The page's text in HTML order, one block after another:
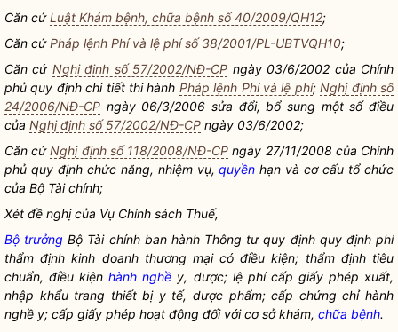
Căn cứLuật Khám bệnh, chữa bệnh số 40/2009/QH12;
Căn cứPháp lệnh Phí và lệ phí số 38/2001/PL-UBTVQH10;
Căn cứ Nghị định số 57/2002/NĐ-CP ngày 03/6/2002 của Chính
phủ quy định chi tiết thi hành Pháp lệnh Phí và lệ phí;Nghị định số
24/2006/NĐ-CP ngày 06/3/2006 sửa đổi, bổ sung một số điều
của Nghị định số 57/2002/NĐ-CP ngày 03/6/2002;
Căn cứNghị định số 118/2008/NĐ-CP ngày 27/11/2008 của Chính
phủ quy định chức năng, nhiệm vụ,quyền hạn và cơ cấu tổ chức
của Bộ Tài chính;
Xét đề nghị của Vụ Chính sách Thuế,
Bộ trưởng Bộ Tài chính ban hành Thông tư quy định quy định phí
thẩm định kinh doanh thương mại có điều kiện; thẩm định tiêu
chuẩn, điều kiệnhành nghề y, dược; lệ phí cấp giấy phép xuất,
nhập khẩu trang thiết bị y tế, dược phẩm; cấp chứng chỉ hành
nghề y; cấp giấy phép hoạt động đối với cơ sở khám, chữa bệnh.